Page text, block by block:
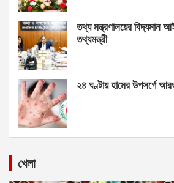
তথ্য মন্ত্রণালয়ের বিদ্যমান
তথ্যমন্ত্রী
২৪ ঘণ্টায় হামের উপসর্গে
খেলা